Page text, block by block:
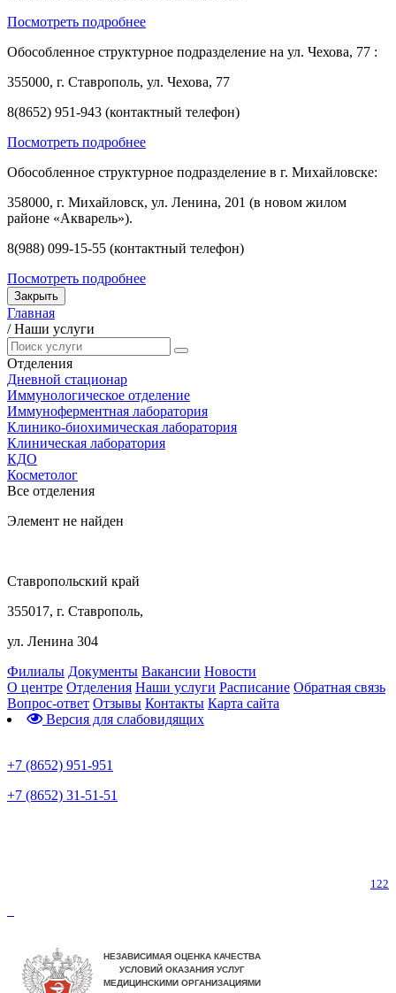
Посмотреть подробнее
Обособленное структурное подразделение на ул. Чехова, 77 :
355000, г. Ставрополь, ул. Чехова, 77
8(8652) 951-943 (контактный телефон)
Посмотреть подробнее
Обособленное структурное подразделение в г. Михайловске:
358000, г. Михайловск, ул. Ленина, 201 (в новом жилом
районе «Акварель»).
8(988) 099-15-55 (контактный телефон)
Посмотреть подробнее
Закрыть
Главная
/ Наши услуги
Отделения
Дневной стационар
Иммунологическое отделение
Иммуноферментная лаборатория
Клинико-биохимическая лаборатория
Клиническая лаборатория
КДО
Косметолог
Все отделения
Элемент не найден
Ставропольский край
355017, г. Ставрополь,
ул. Ленина 304
Филиалы Документы Вакансии Новости
О центре Отделения Наши услуги Расписание Обратная связь
Вопрос-ответ Отзывы Контакты Карта сайта
Версия для слабовидящих
+7 (8652) 951-951
+7 (8652) 31-51-51
122